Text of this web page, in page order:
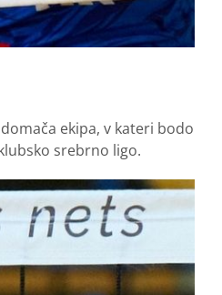
ekipa, v kateri bodo
srebrno ligo.